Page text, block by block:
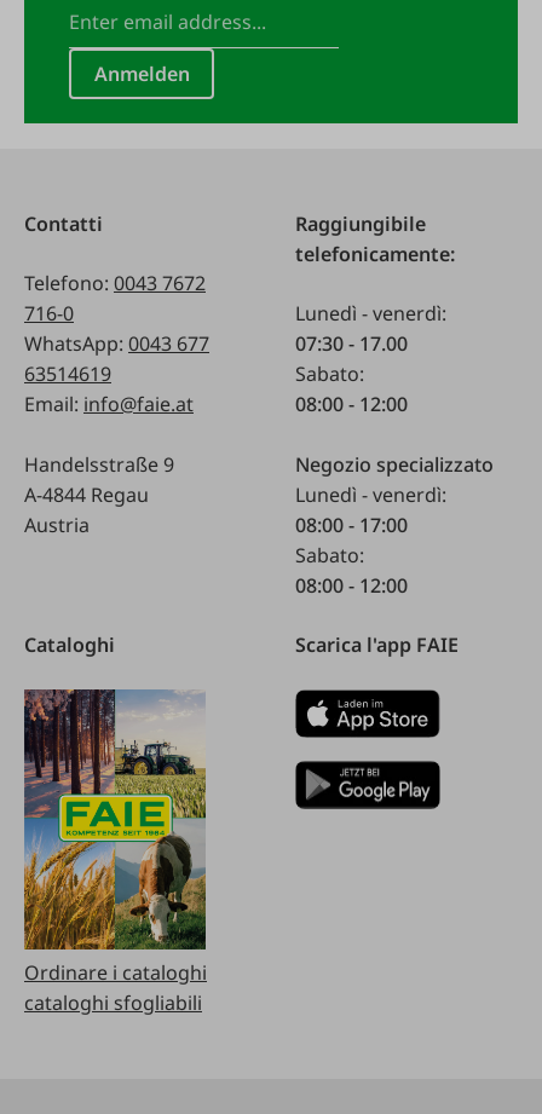
Anmelden
Contatti
Telefono: 0043 7672
716-0
WhatsApp: 0043 677
63514619
Email: info@faie.at
Handelsstraße 9
A-4844 Regau
Austria
Raggiungibile
telefonicamente:
Lunedì - venerdì:
07:30 - 17.00
Sabato:
08:00 - 12:00
Negozio specializzato
Lunedì - venerdì:
08:00 - 17:00
Sabato:
08:00 - 12:00
Cataloghi
Ordinare i cataloghi
cataloghi sfogliabili
Scarica l'app FAIE